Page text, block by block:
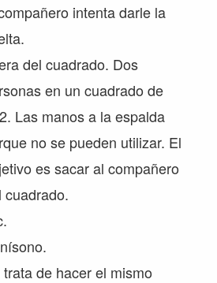
intenta darle la
del cuadrado. Dos
en un cuadrado de
Las manos a la espalda
no se pueden utilizar. El
es sacar al compañero
cuadrado.
trata de hacer el mismo